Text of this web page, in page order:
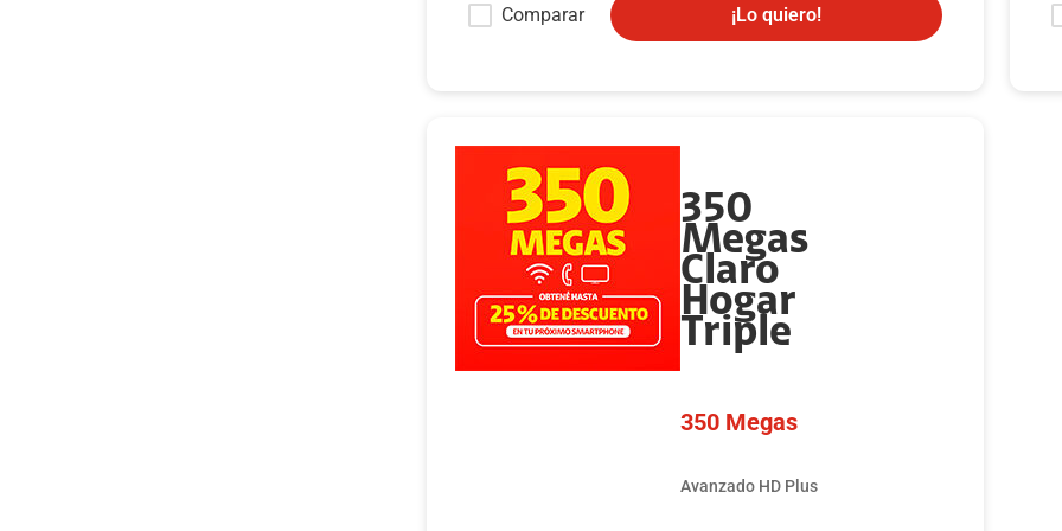
Convierte la televisión en Smart TV con nuestras cajas
Android (Al contratar la incluimos sin ningún costo).
Claro Video Incluido
HBO MAX: INCLUIDO por 6 meses gratis, al séptimo mes con
un costo de Q26 al mes.
Amazon Prime: INCLUIDO por 1 mes gratis, al segundo mes
con un costo de Q45 al mes.
Cupones de descuento en Claro Club.
Comparar ¡Lo quiero!
350
Megas
Claro
Hogar
Triple
350 Megas
Avanzado HD Plus